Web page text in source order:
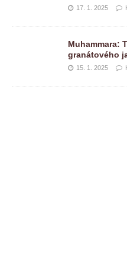
17. 1. 2025
Muhammara:
granátového
15. 1. 2025